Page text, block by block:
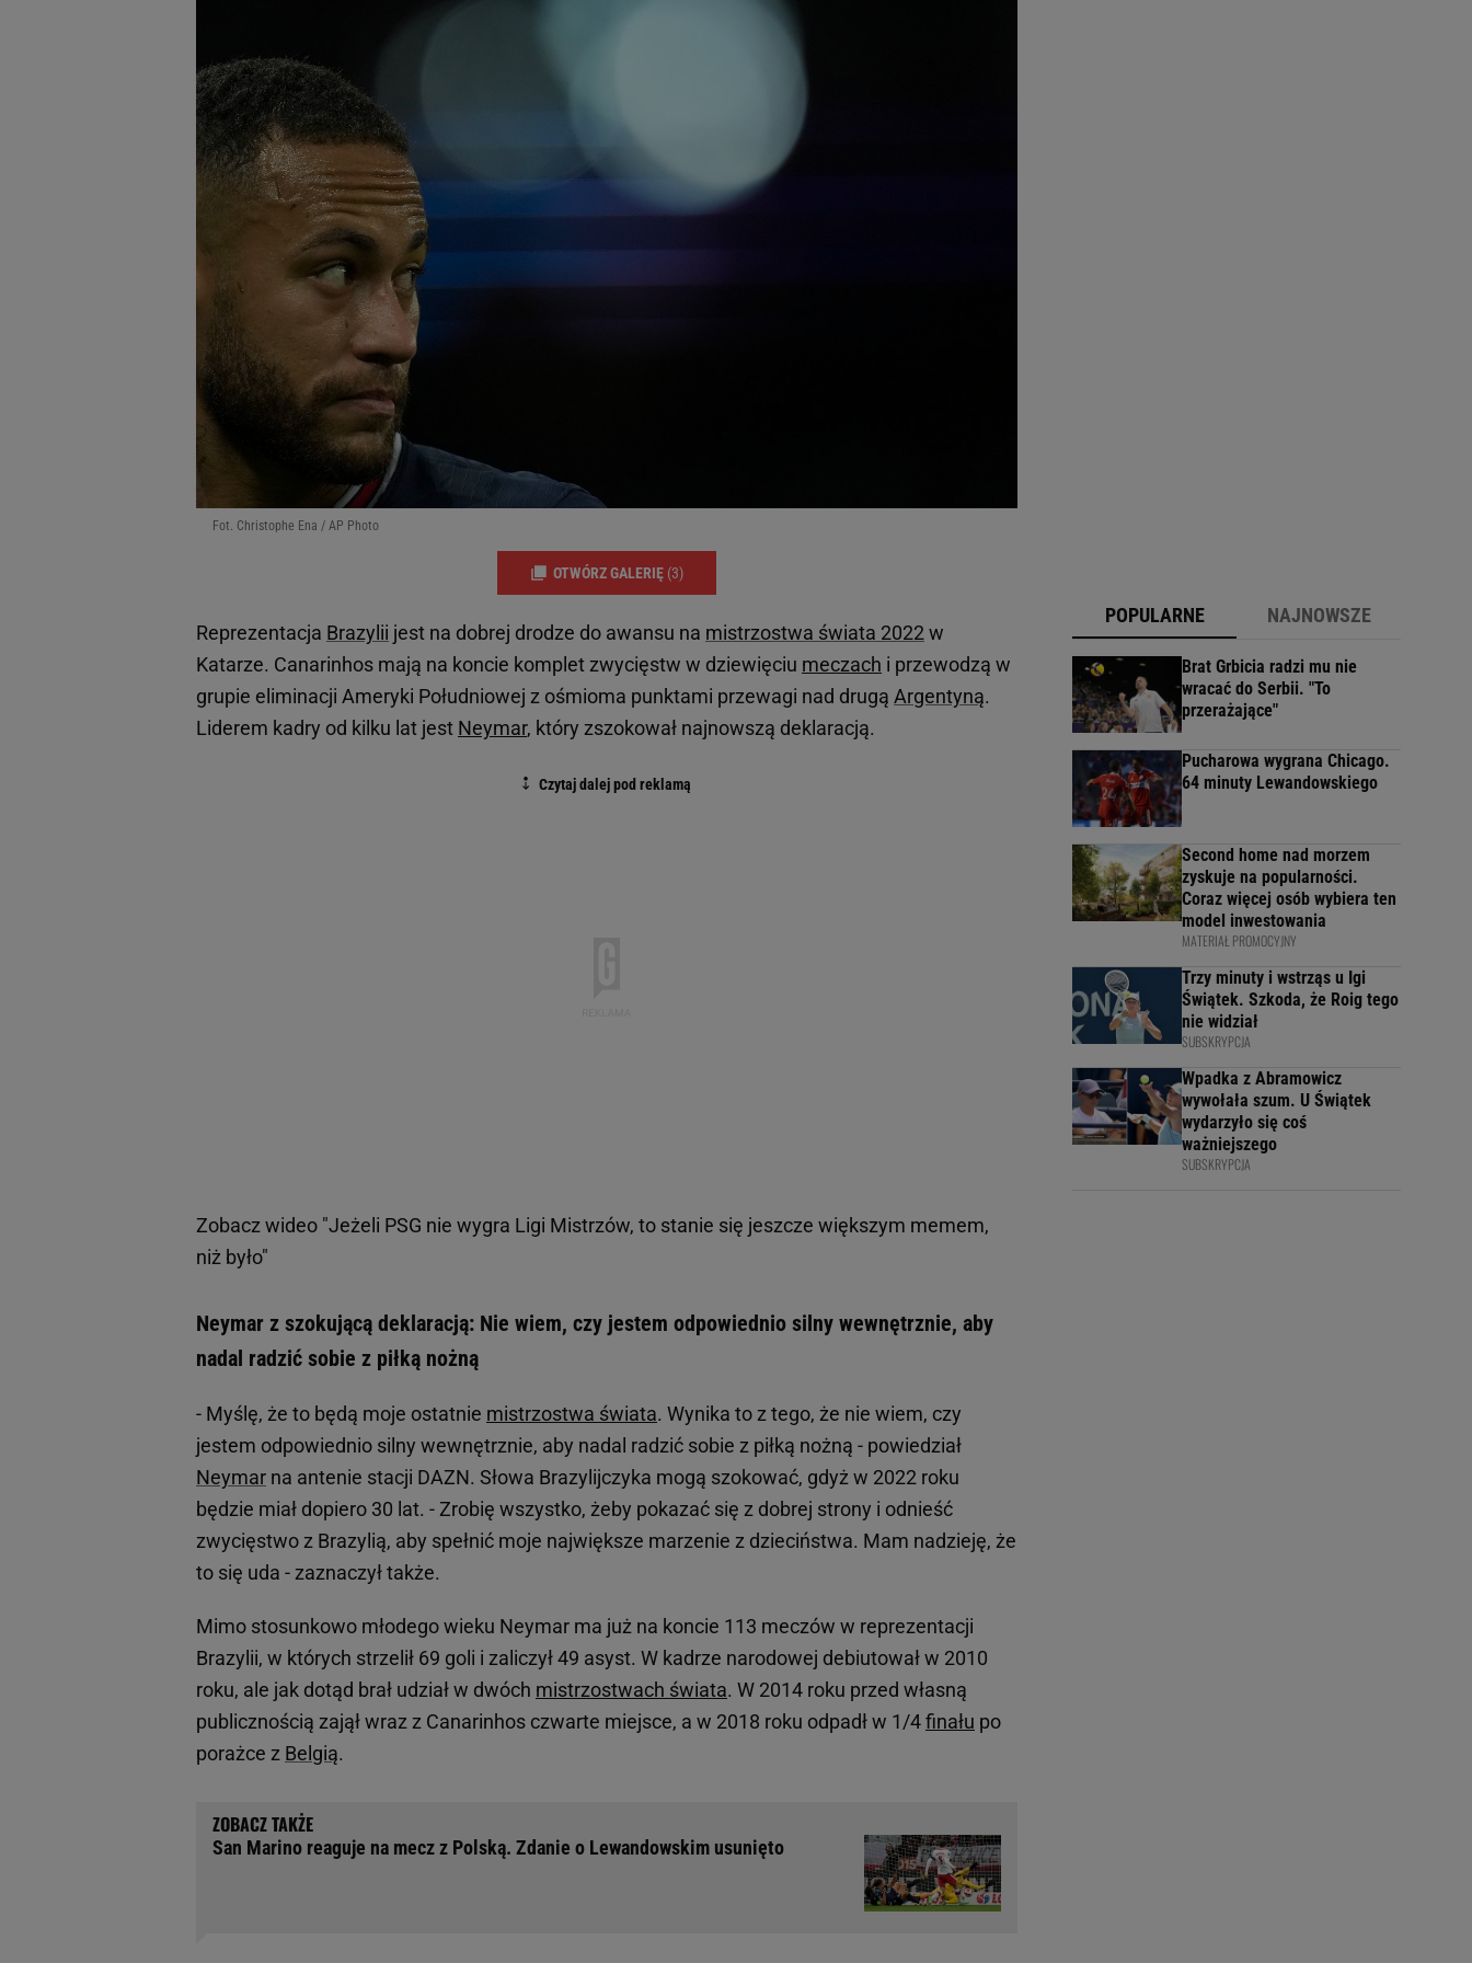
Fot. Christophe Ena / AP Photo
OTWÓRZ GALERIĘ (3)
Reprezentacja Brazylii jest na dobrej drodze do awansu na mistrzostwa świata 2022w
Katarze. Canarinhos mają na koncie komplet zwycięstw w dziewięciu meczach i przewodzą w
grupie eliminacji Ameryki Południowej z ośmioma punktami przewagi nad drugą Argentyną.
Liderem kadry od kilku lat jest Neymar, który zszokował najnowszą deklaracją.
Zobacz wideo "Jeżeli PSG nie wygra Ligi Mistrzów, to stanie się jeszcze większym memem,
niż było"
Neymar z szokującą deklaracją: Nie wiem, czy jestem odpowiednio silny wewnętrznie, aby
nadal radzić sobie z piłką nożną
- Myślę, że to będą moje ostatnie mistrzostwa świata. Wynika to z tego, że nie wiem, czy
jestem odpowiednio silny wewnętrznie, aby nadal radzić sobie z piłką nożną - powiedział
Neymar na antenie stacji DAZN. Słowa Brazylijczyka mogą szokować, gdyż w 2022 roku
będzie miał dopiero 30 lat. - Zrobię wszystko, żeby pokazać się z dobrej strony i odnieść
zwycięstwo z Brazylią, aby spełnić moje największe marzenie z dzieciństwa. Mam nadzieję, że
to się uda - zaznaczył także.
Mimo stosunkowo młodego wieku Neymar ma już na koncie 113 meczów w reprezentacji
Brazylii, w których strzelił 69 goli i zaliczył 49 asyst. W kadrze narodowej debiutował w 2010
roku, ale jak dotąd brał udział w dwóch mistrzostwach świata. W 2014 roku przed własną
publicznością zajął wraz z Canarinhos czwarte miejsce, a w 2018 roku odpadł w 1/4finału po
porażce z Belgią.
San Marino reaguje na mecz z Polską. Zdanie o Lewandowskim usunięto
POPULARNE NAJNOWSZE
Brat Grbicia radzi mu nie
wracać do Serbii. "To
przerażające"
Pucharowa wygrana Chicago.
64 minuty Lewandowskiego
Second home nad morzem
zyskuje na popularności.
Coraz więcej osób wybiera ten
model inwestowania
MATERIAŁ PROMOCYJNY
Trzy minuty i wstrząs u Igi
Świątek. Szkoda, że Roig tego
nie widział
SUBSKRYPCJA
Wpadka z Abramowicz
wywołała szum. U Świątek
wydarzyło się coś
ważniejszego
SUBSKRYPCJA